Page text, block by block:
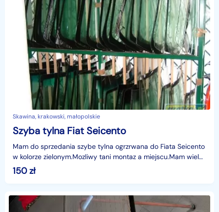
Skawina, krakowski, małopolskie
Szyba tylna Fiat Seicento
Mam do sprzedania szybe tylna ogrzrwana do Fiata Seicento
w kolorze zielonym.Mozliwy tani montaz a miejscu.Mam wiele
innych szyb ,zadzwon ,zapytaj.wystawiam FV.
150zł